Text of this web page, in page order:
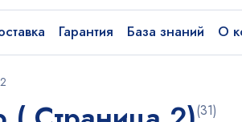
Гарантия База знаний О
(31)